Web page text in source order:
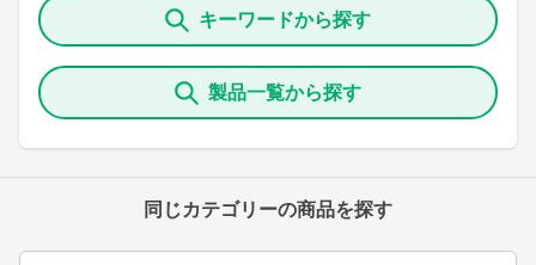
キーワードから探す
製品一覧から探す
同じカテゴリーの商品を探す